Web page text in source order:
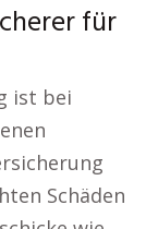
für
ist bei
Schäden